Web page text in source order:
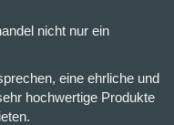
nicht nur ein
eine ehrliche und
hochwertige Produkte